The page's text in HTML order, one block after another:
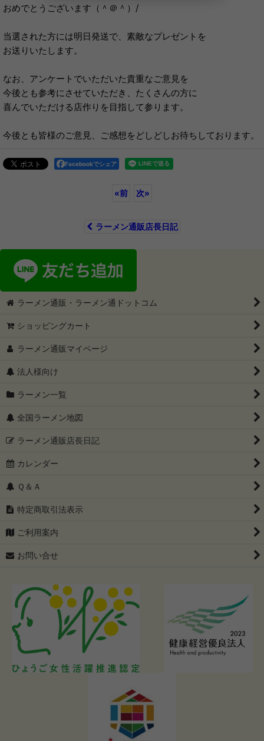
おめでとうございます（＾＠＾）/
当選された方には明日発送で、素敵なプレゼントを
お送りいたします。
なお、アンケートでいただいた貴重なご意見を
今後とも参考にさせていただき、たくさんの方に
喜んでいただける店作りを目指して参ります。
今後とも皆様のご意見、ご感想をどしどしお待ちしております。
Facebookでシェア
«前 次»
ラーメン通販店長日記
ラーメン通販・ラーメン通ドットコム
ショッピングカート
ラーメン通販マイページ
法人様向け
ラーメン一覧
全国ラーメン地図
ラーメン通販店長日記
カレンダー
Ｑ＆Ａ
特定商取引法表示
ご利用案内
お問い合せ